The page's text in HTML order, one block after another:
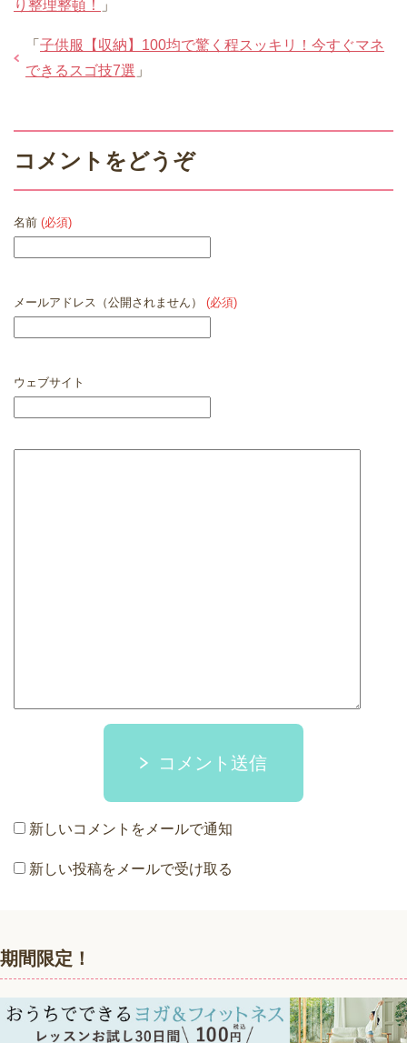
り整理整頓！
」
「 子供服【収納】100均で驚く程スッキリ！今すぐマネ
できるスゴ技7選 」
コメントをどうぞ
名前 (必須)
メールアドレス（公開されません） (必須)
ウェブサイト
コメント送信
新しいコメントをメールで通知
新しい投稿をメールで受け取る
期間限定！